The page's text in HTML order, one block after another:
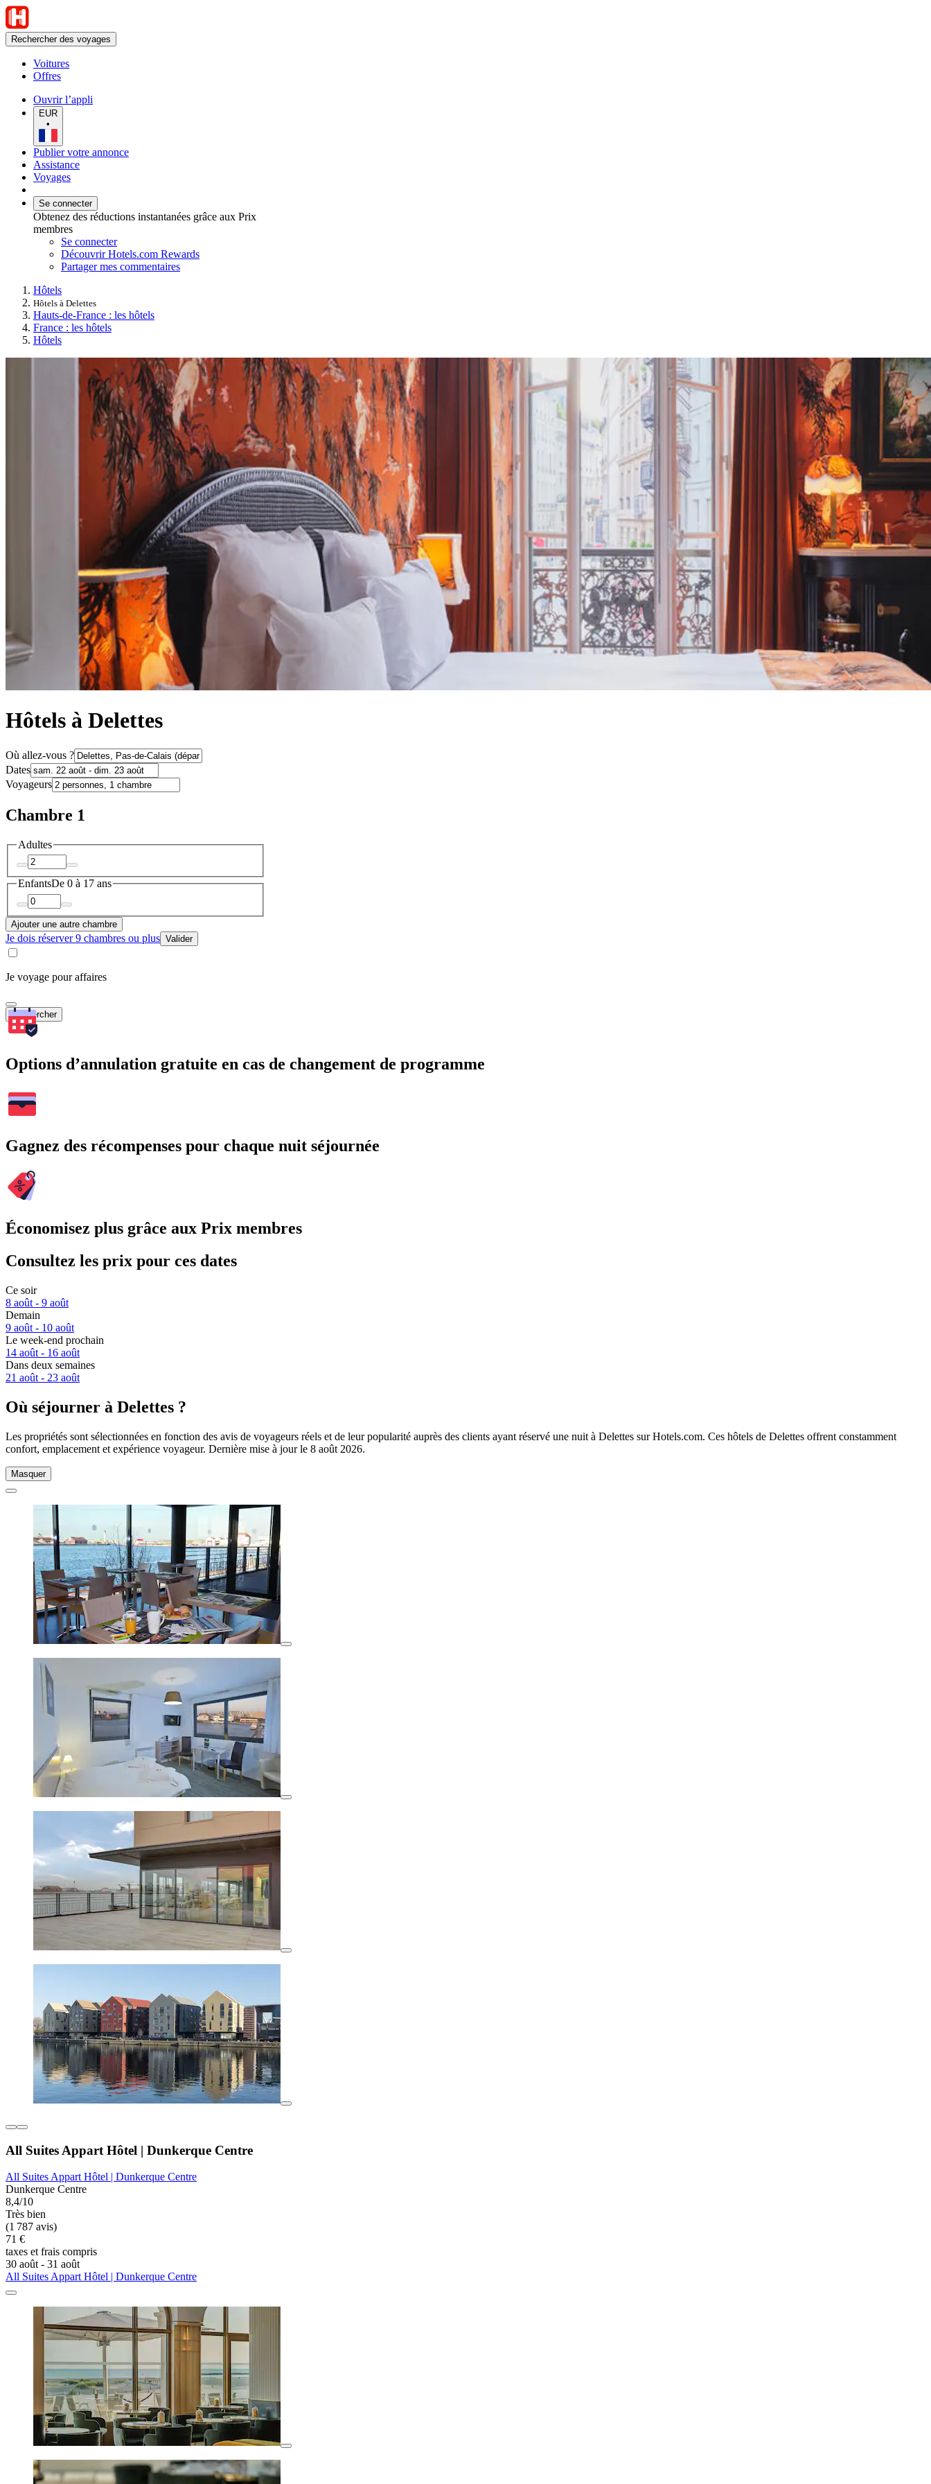
Rechercher des voyages
Voitures
Offres
Ouvrir l’appli
EUR
•
Publier votre annonce
Assistance
Voyages
Se connecter
Obtenez des réductions instantanées grâce aux Prix
membres
Se connecter
Découvrir Hotels.com Rewards
Partager mes commentaires
Hôtels
Hôtels à Delettes
Hauts-de-France : les hôtels
France : les hôtels
Hôtels
Hôtels à Delettes
Où allez-vous ?
Dates
Voyageurs
Chambre 1
Adultes
EnfantsDe 0 à 17 ans
Ajouter une autre chambre
Je dois réserver 9 chambres ou plus Valider
Je voyage pour affaires
Rechercher
Options d’annulation gratuite en cas de changement de programme
Gagnez des récompenses pour chaque nuit séjournée
Économisez plus grâce aux Prix membres
Consultez les prix pour ces dates
Ce soir
8 août - 9 août
Demain
9 août - 10 août
Le week-end prochain
14 août - 16 août
Dans deux semaines
21 août - 23 août
Où séjourner à Delettes ?
Les propriétés sont sélectionnées en fonction des avis de voyageurs réels et de leur popularité auprès des clients ayant réservé une nuit à Delettes sur Hotels.com. Ces hôtels de Delettes offrent constamment
confort, emplacement et expérience voyageur. Dernière mise à jour le 8 août 2026.
Masquer
All Suites Appart Hôtel | Dunkerque Centre
All Suites Appart Hôtel | Dunkerque Centre
Dunkerque Centre
8,4/10
Très bien
(1 787 avis)
71 €
taxes et frais compris
30 août - 31 août
All Suites Appart Hôtel | Dunkerque Centre